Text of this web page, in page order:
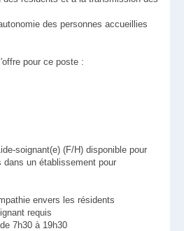
des personnes accueillies
pour ce poste :
soignant(e) (F/H) disponible pour
un établissement pour
envers les résidents
requis
7h30 à 19h30